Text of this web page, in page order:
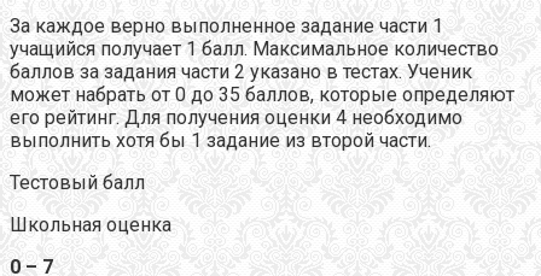
За каждое верно выполненное задание части 1
учащийся получает 1 балл. Максимальное количество
баллов за задания части 2 указано в тестах. Ученик
может набрать от 0 до 35 баллов, которые определяют
его рейтинг. Для получения оценки 4 необходимо
выполнить хотя бы 1 задание из второй части.
Тестовый балл
Школьная оценка
0 – 7